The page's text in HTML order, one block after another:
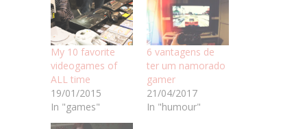
My 10 favorite
videogames of
ALL time
19/01/2015
In "games"
6 vantagens de
ter um namorado
gamer
21/04/2017
In "humour"